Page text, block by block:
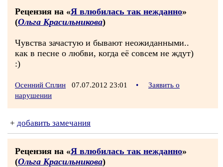
Рецензия на «Я влюбилась так нежданно»
(Ольга Красильникова)
Чувства зачастую и бывают неожиданными..
как в песне о любви, когда её совсем не ждут)
:)
Осенний Сплин 07.07.2012 23:01 •
Заявить о
нарушении
+ добавить замечания
Рецензия на «Я влюбилась так нежданно»
(Ольга Красильникова)